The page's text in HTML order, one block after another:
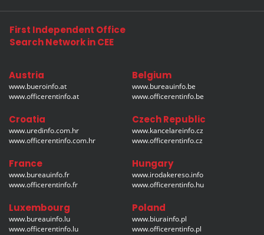
First Independent Office
Search Network in CEE
Austria
www.bueroinfo.at
www.officerentinfo.at
Belgium
www.bureauinfo.be
www.officerentinfo.be
Croatia
www.uredinfo.com.hr
www.officerentinfo.com.hr
Czech Republic
www.kancelareinfo.cz
www.officerentinfo.cz
France
www.bureauinfo.fr
www.officerentinfo.fr
Hungary
www.irodakereso.info
www.officerentinfo.hu
Luxembourg
www.bureauinfo.lu
www.officerentinfo.lu
Poland
www.biurainfo.pl
www.officerentinfo.pl